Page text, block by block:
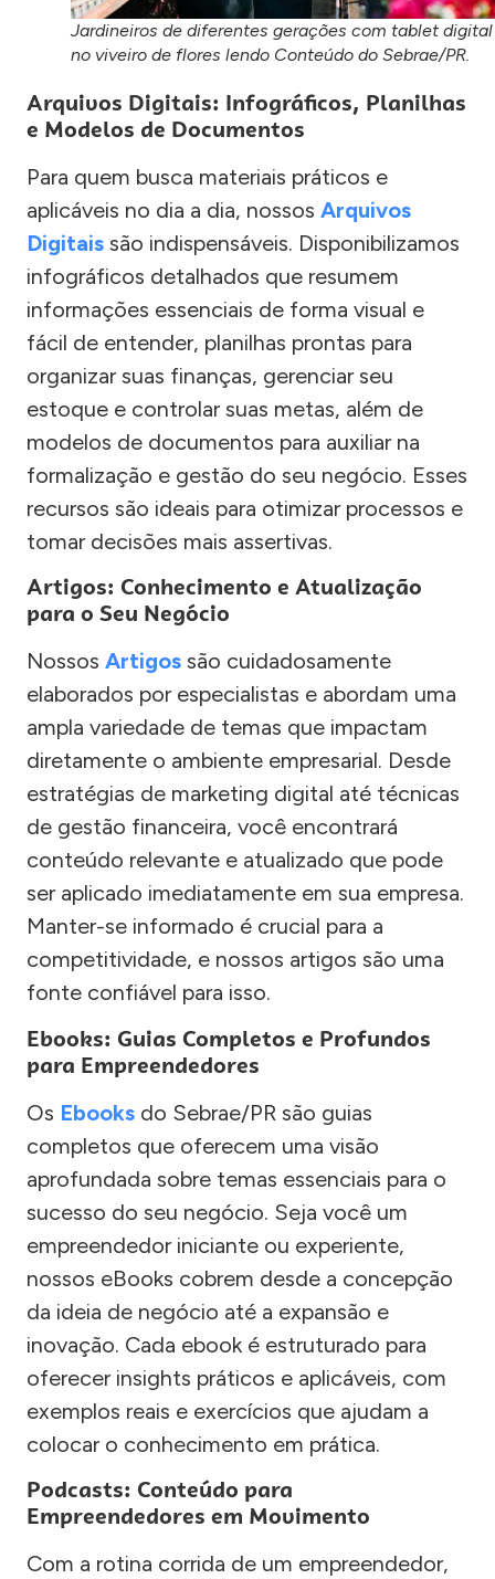
Jardineiros de diferentes gerações com tablet digital
no viveiro de flores lendo Conteúdo do Sebrae/PR.
Arquivos Digitais: Infográficos, Planilhas
e Modelos de Documentos
Para quem busca materiais práticos e
aplicáveis no dia a dia, nossos Arquivos
Digitais são indispensáveis. Disponibilizamos
infográficos detalhados que resumem
informações essenciais de forma visual e
fácil de entender, planilhas prontas para
organizar suas finanças, gerenciar seu
estoque e controlar suas metas, além de
modelos de documentos para auxiliar na
formalização e gestão do seu negócio. Esses
recursos são ideais para otimizar processos e
tomar decisões mais assertivas.
Artigos: Conhecimento e Atualização
para o Seu Negócio
Nossos Artigos são cuidadosamente
elaborados por especialistas e abordam uma
ampla variedade de temas que impactam
diretamente o ambiente empresarial. Desde
estratégias de marketing digital até técnicas
de gestão financeira, você encontrará
conteúdo relevante e atualizado que pode
ser aplicado imediatamente em sua empresa.
Manter-se informado é crucial para a
competitividade, e nossos artigos são uma
fonte confiável para isso.
Ebooks: Guias Completos e Profundos
para Empreendedores
Os Ebooks do Sebrae/PR são guias
completos que oferecem uma visão
aprofundada sobre temas essenciais para o
sucesso do seu negócio. Seja você um
empreendedor iniciante ou experiente,
nossos eBooks cobrem desde a concepção
da ideia de negócio até a expansão e
inovação. Cada ebook é estruturado para
oferecer insights práticos e aplicáveis, com
exemplos reais e exercícios que ajudam a
colocar o conhecimento em prática.
Podcasts: Conteúdo para
Empreendedores em Movimento
Com a rotina corrida de um empreendedor,